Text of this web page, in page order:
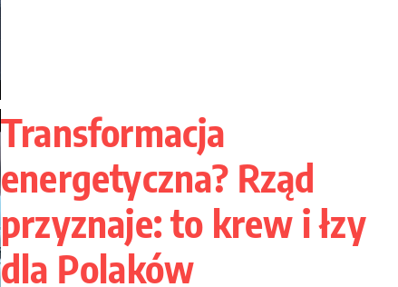
Transformacja
energetyczna? Rząd
przyznaje: to krew i łzy
dla Polaków